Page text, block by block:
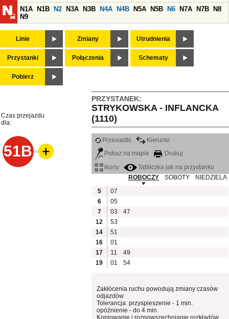
N1A
N1B N2 N3A N3B N4A N4B N5A N5B N6 N7A N7B
N8
N9
Linie Zmiany Utrudnienia
Przystanki Połączenia Schematy
Pobierz
PRZYSTANEK:
STRYKOWSKA - INFLANCKA
(1110)
Czas przejazdu
dla:
51B
Przesiadki
Kierunki
Pokaż na mapie
Drukuj
ikony
Tabliczka jak na przystanku
ROBOCZY
SOBOTY
NIEDZIELA
5
07
6
05
7
03
47
12
53
14
51
16
01
17
11
49
19
01 54
Zakłócenia ruchu powodują zmiany czasów
odjazdów
Tolerancja: przyspieszenie - 1 min.
opóźnienie - do 4 min.
Kopiowanie i rozpowszechnianie rozkładów